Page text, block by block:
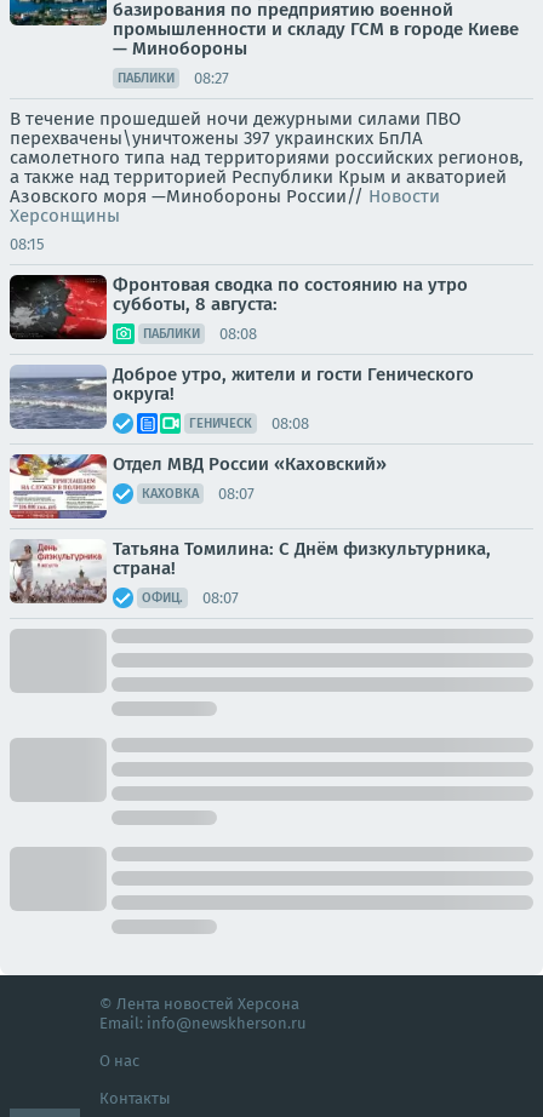
базирования по предприятию военной
промышленности и складу ГСМ в городе Киеве
— Минобороны
ПАБЛИКИ 08:27
В течение прошедшей ночи дежурными силами ПВО
перехвачены\уничтожены 397 украинских БпЛА
самолетного типа над территориями российских регионов,
а также над территорией Республики Крым и акваторией
Азовского моря —Минобороны России// Новости
Херсонщины
08:15
Фронтовая сводка по состоянию на утро
субботы, 8 августа:
ПАБЛИКИ 08:08
Доброе утро, жители и гости Генического
округа!
ГЕНИЧЕСК 08:08
Отдел МВД России «Каховский»
КАХОВКА 08:07
Татьяна Томилина: С Днём физкультурника,
страна!
ОФИЦ. 08:07
© Лента новостей Херсона
Email: info@newskherson.ru
О нас
Контакты